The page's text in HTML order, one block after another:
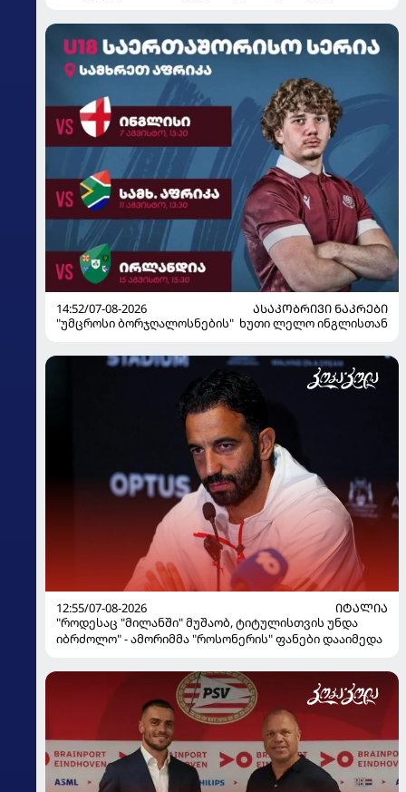
14:52/07-08-2026
ᲐᲡᲐᲙᲝᲑᲠᲘᲕᲘ ᲜᲐᲙᲠᲔᲑᲘ
"უმცროსი ბორჯღალოსნების" ხუთი ლელო ინგლისთან
12:55/07-08-2026
ᲘᲢᲐᲚᲘᲐ
"როდესაც "მილანში" მუშაობ, ტიტულისთვის უნდა
იბრძოლო" - ამორიმმა "როსონერის" ფანები დააიმედა